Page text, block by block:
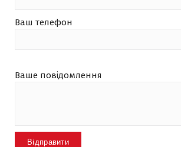
Ваш телефон
Ваше повідомлення